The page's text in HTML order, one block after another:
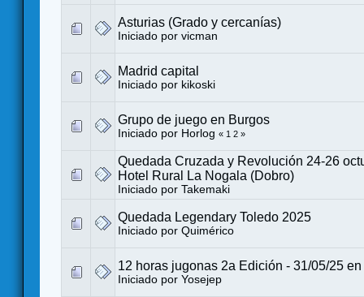
Asturias (Grado y cercanías)
Iniciado por vicman
Madrid capital
Iniciado por kikoski
Grupo de juego en Burgos
Iniciado por Horlog « 1 2 »
Quedada Cruzada y Revolución 24-26
Hotel Rural La Nogala (Dobro)
Iniciado por Takemaki
Quedada Legendary Toledo 2025
Iniciado por Quimérico
12 horas jugonas 2a Edición - 31/05/25
Iniciado por Yosejep